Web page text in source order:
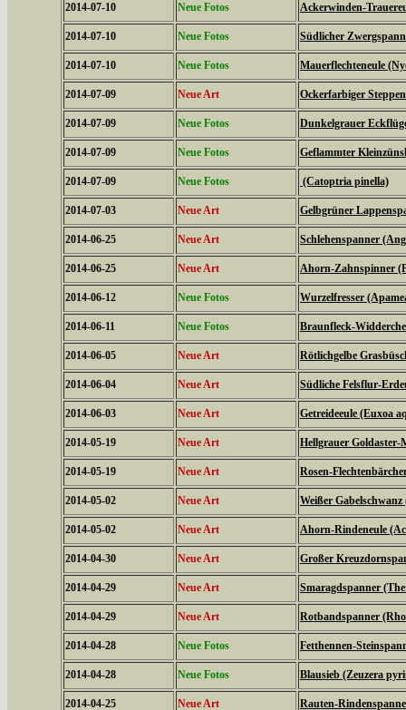
2014-07-10 Neue Fotos Ackerwinden-
2014-07-10 Neue Fotos Südlicher
2014-07-10 Neue Fotos Mauerflechteneule
2014-07-09 Neue Art Ockerfarbiger
2014-07-09 Neue Fotos Dunkelgrauer
2014-07-09 Neue Fotos Geflammter
2014-07-09 Neue Fotos (Catoptria pinella)
2014-07-03 Neue Art Gelbgrüner
2014-06-25 Neue Art Schlehenspanner
2014-06-25 Neue Art Ahorn-Zahnspinner
2014-06-12 Neue Fotos Wurzelfresser
2014-06-11 Neue Fotos Braunfleck-
2014-06-05 Neue Art Rötlichgelbe
2014-06-04 Neue Art Südliche Felsflur-
2014-06-03 Neue Art Getreideeule (Euxoa
2014-05-19 Neue Art Hellgrauer
2014-05-19 Neue Art Rosen-
2014-05-02 Neue Art Weißer
2014-05-02 Neue Art Ahorn-Rindeneule
2014-04-30 Neue Art Großer
2014-04-29 Neue Art Smaragdspanner
2014-04-29 Neue Art Rotbandspanner
2014-04-28 Neue Fotos Fetthennen-
2014-04-28 Neue Fotos Blausieb (Zeuzera
2014-04-25 Neue Art Rauten-